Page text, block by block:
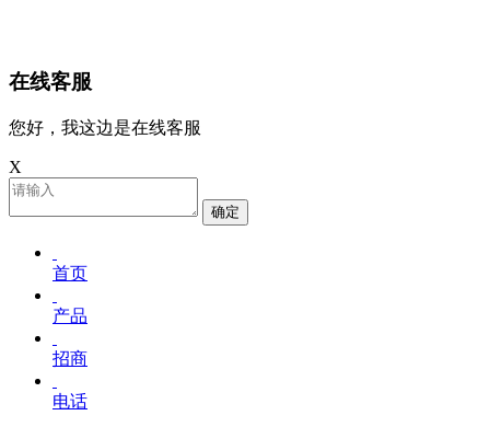
在线客服
您好，我这边是在线客服
X
确定
首页
产品
招商
电话